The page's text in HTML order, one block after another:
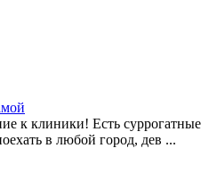
к клиники! Есть суррогатные
в любой город, дев ...